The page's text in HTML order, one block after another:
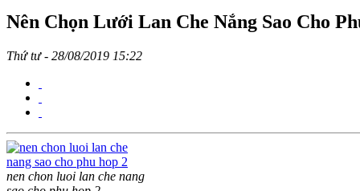
Nên Chọn Lưới Lan Che Nắng Sao Cho
Thứ tư - 28/08/2019 15:22
nen chon luoi lan che nang